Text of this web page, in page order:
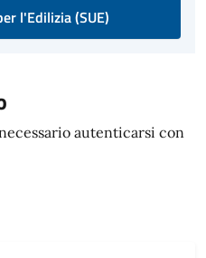
l'Edilizia (SUE)
autenticarsi con